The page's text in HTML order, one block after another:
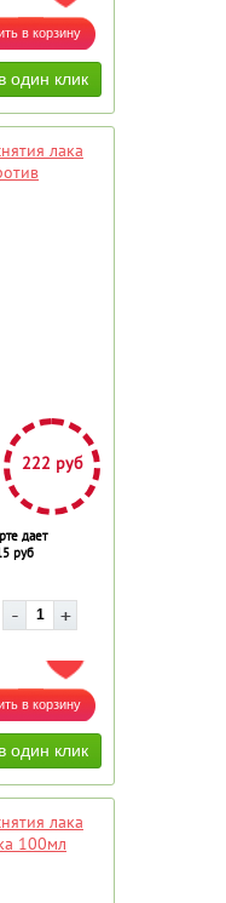
лака
222 руб
дает
руб
ДОБАВИТЬ В ИЗБРАННОЕ
лака
100мл